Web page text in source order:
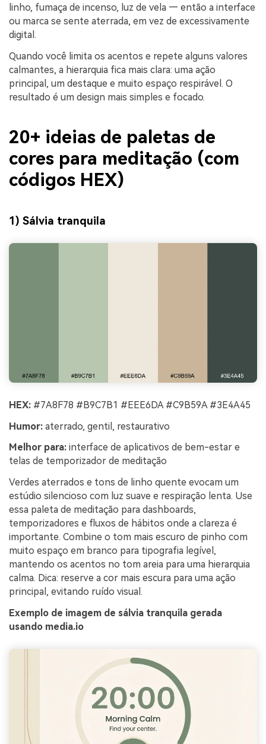
linho, fumaça de incenso, luz de vela — então a interface
ou marca se sente aterrada, em vez de excessivamente
digital.
Quando você limita os acentos e repete alguns valores
calmantes, a hierarquia fica mais clara: uma ação
principal, um destaque e muito espaço respirável. O
resultado é um design mais simples e focado.
20+ ideias de paletas de
cores para meditação (com
códigos HEX)
1) Sálvia tranquila
HEX: #7A8F78 #B9C7B1 #EEE6DA #C9B59A #3E4A45
Humor: aterrado, gentil, restaurativo
Melhor para: interface de aplicativos de bem-estar e
telas de temporizador de meditação
Verdes aterrados e tons de linho quente evocam um
estúdio silencioso com luz suave e respiração lenta. Use
essa paleta de meditação para dashboards,
temporizadores e fluxos de hábitos onde a clareza é
importante. Combine o tom mais escuro de pinho com
muito espaço em branco para tipografia legível,
mantendo os acentos no tom areia para uma hierarquia
calma. Dica: reserve a cor mais escura para uma ação
principal, evitando ruído visual.
Exemplo de imagem de sálvia tranquila gerada
usando media.io